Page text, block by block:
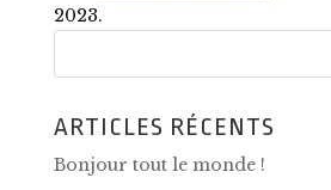
2023.
ARTICLES RÉCENTS
Bonjour tout le monde !